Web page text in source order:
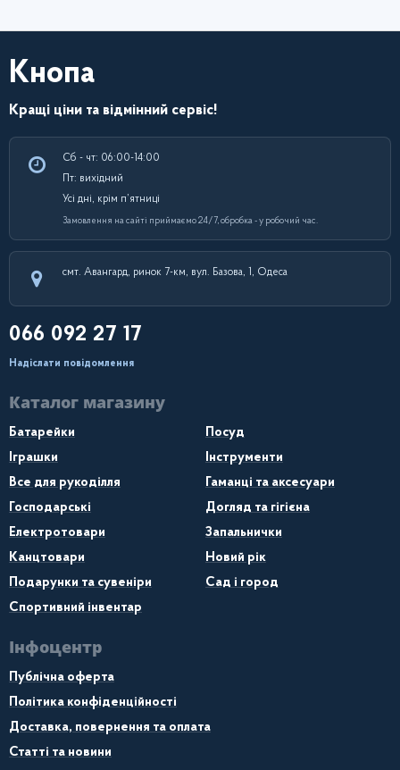
Кнопа
Кращі ціни та відмінний сервіс!
Сб - чт: 06:00-14:00
Пт: вихідний
Усі дні, крім п’ятниці
Замовлення на сайті приймаємо 24/7, обробка - у робочий час.
смт. Авангард, ринок 7-км, вул. Базова, 1, Одеса
066 092 27 17
Надіслати повідомлення
Каталог магазину
Батарейки
Посуд
Іграшки
Інструменти
Все для рукоділля
Гаманці та аксесуари
Господарські
Догляд та гігієна
Електротовари
Запальнички
Канцтовари
Новий рік
Подарунки та сувеніри
Сад і город
Спортивний інвентар
Інфоцентр
Публічна оферта
Політика конфіденційності
Доставка, повернення та оплата
Статті та новини